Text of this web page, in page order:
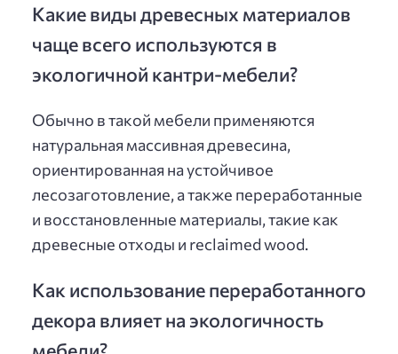
Какие виды древесных материалов
чаще всего используются в
экологичной кантри-мебели?
Обычно в такой мебели применяются
натуральная массивная древесина,
ориентированная на устойчивое
лесозаготовление, а также переработанные
и восстановленные материалы, такие как
древесные отходы и reclaimed wood.
Как использование переработанного
декора влияет на экологичность